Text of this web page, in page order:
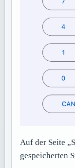
Auf der Seite
gespeicherten